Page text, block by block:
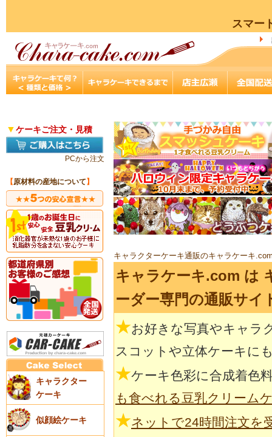
スマー
▼ケーキご注文・見積
PCから注文
【原材料の産地について 】
キャラクター
ケーキ
似顔絵ケーキ
キャラクターケーキ通販のキャラケーキ
キャラケーキ.com は
ーダー専門の通販サイ
★お好きな写真やキャラ
スコットや立体ケーキに
★ケーキ色彩に合成着色
も食べれる豆乳クリーム
★ネットで24時間注文を